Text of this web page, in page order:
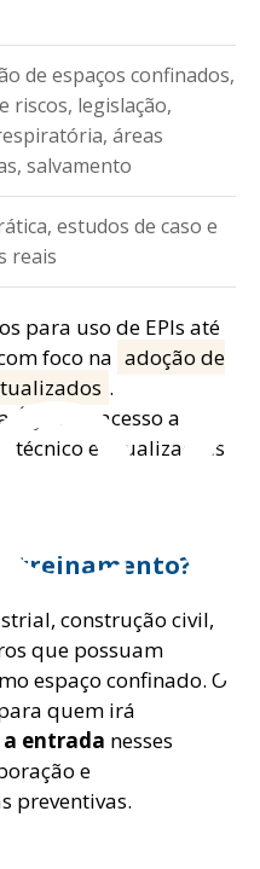
de espaços confinados,
riscos, legislação,
áreas
salvamento
estudos de caso e
reais
para uso de EPIs até
foco na adoção de
.
Ágil têm acesso a
técnico e atualizações
treinamento?
construção civil,
que possuam
espaço confinado. O
quem irá
entrada nesses
e
preventivas.